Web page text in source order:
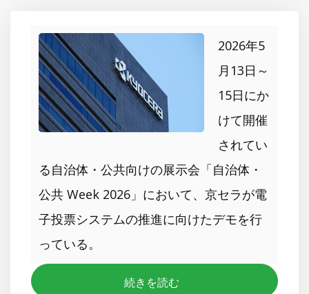
2026年5
月13日～
15日にか
けて開催
されてい
る自治体・公共向けの展示会「自治体・
公共 Week 2026」において、京セラが電
子投票システムの推進に向けたデモを行
っている。
続きを読む